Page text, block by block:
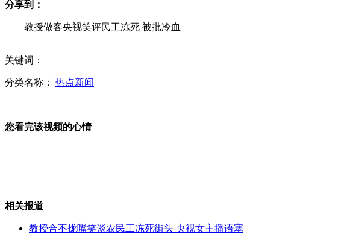
美国航天局发视频辟谣“世界末日”
禽兽校车司机强奸13岁初中女生
私设电网逮野味 电死自家堂姐
分享到：
教授做客央视笑评民工冻死 被批冷血
关键词：
分类名称： 热点新闻
您看完该视频的心情
相关报道
教授合不拢嘴笑谈农民工冻死街头 央视女主播语塞